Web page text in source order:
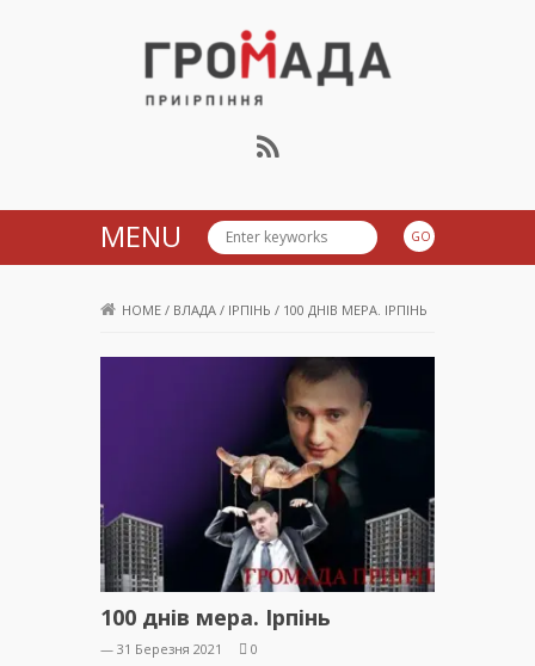
Громада Приірпіння
MENU
HOME / ВЛАДА / ІРПІНЬ / 100 ДНІВ МЕРА. ІРПІНЬ
100 днів мера. Ірпінь
— 31 Березня 2021 0